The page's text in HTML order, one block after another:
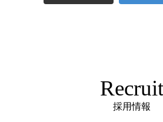
Recruit
採用情報